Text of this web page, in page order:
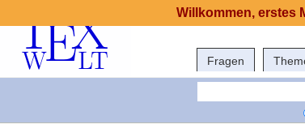
Fragen
Willkommen, erstes